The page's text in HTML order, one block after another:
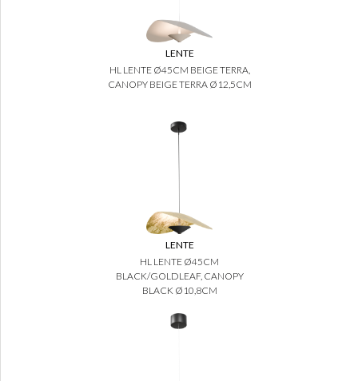
LENTE
HL LENTE Ø45CM BEIGE TERRA,
CANOPY BEIGE TERRA Ø12,5CM
LENTE
HL LENTE Ø45CM
BLACK/GOLDLEAF, CANOPY
BLACK Ø10,8CM